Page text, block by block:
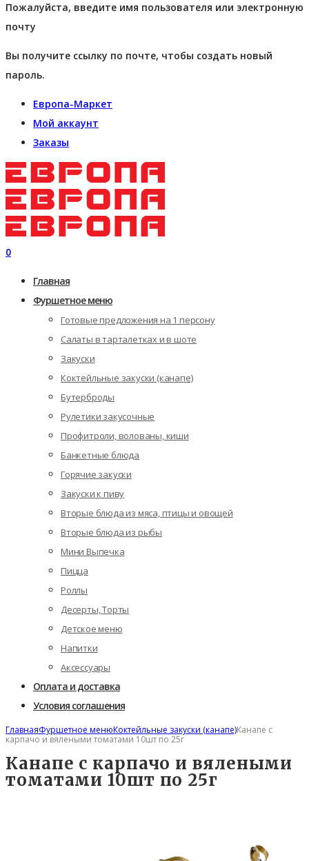
Пожалуйста, введите имя пользователя или электронную
почту
Вы получите ссылку по почте, чтобы создать новый
пароль.
Европа-Маркет
Мой аккаунт
Заказы
0
Главная
Фуршетное меню
Готовые предложения на 1 персону
Салаты в тарталетках и в шоте
Закуски
Коктейльные закуски (канапе)
Бутерброды
Рулетики закусочные
Профитроли, волованы, киши
Банкетные блюда
Горячие закуски
Закуски к пиву
Вторые блюда из мяса, птицы и овощей
Вторые блюда из рыбы
Мини Выпечка
Пицца
Роллы
Десерты, Торты
Детское меню
Напитки
Аксессуары
Оплата и доставка
Условия соглашения
ГлавнаяФуршетное менюКоктейльные закуски (канапе)Канапе с
карпачо и вялеными томатами 10шт по 25г
Канапе с карпачо и вялеными
томатами 10шт по 25г